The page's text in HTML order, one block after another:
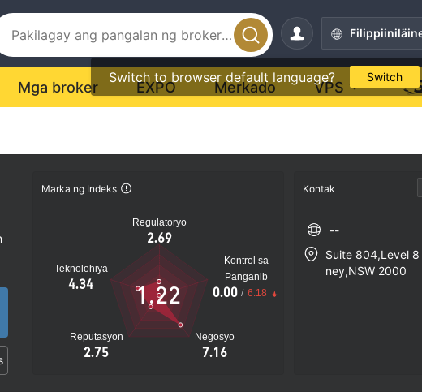
Switch to browser default language? Switch
Mga broker EXPO Merkado VPS
Marka ng Indeks
Regulatoryo
2.69
Teknolohiya
4.34
Reputasyon
2.75
Negosyo
7.16
Kontrol sa
Panganib
0.00 / 6.18
1.22
Kontak
--
Suite 804,Level
ney,NSW 2000